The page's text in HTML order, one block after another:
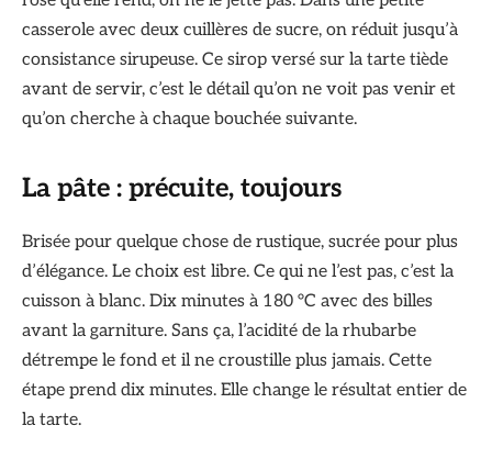
casserole avec deux cuillères de sucre, on réduit jusqu’à
consistance sirupeuse. Ce sirop versé sur la tarte tiède
avant de servir, c’est le détail qu’on ne voit pas venir et
qu’on cherche à chaque bouchée suivante.
La pâte : précuite, toujours
Brisée pour quelque chose de rustique, sucrée pour plus
d’élégance. Le choix est libre. Ce qui ne l’est pas, c’est la
cuisson à blanc. Dix minutes à 180 °C avec des billes
avant la garniture. Sans ça, l’acidité de la rhubarbe
détrempe le fond et il ne croustille plus jamais. Cette
étape prend dix minutes. Elle change le résultat entier de
la tarte.